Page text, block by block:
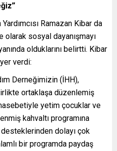
Ramazan Kibar da
olarak sosyal dayanışmayı
olduklarını belirtti. Kibar
verdi:
Derneğimizin (İHH),
ortaklaşa düzenlemiş
yetim çocuklar ve
kahvaltı programına
desteklerinden dolayı çok
bir programda paydaş